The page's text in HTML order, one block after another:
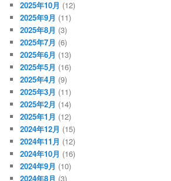
2025年10月 (12)
2025年9月 (11)
2025年8月 (3)
2025年7月 (6)
2025年6月 (13)
2025年5月 (16)
2025年4月 (9)
2025年3月 (11)
2025年2月 (14)
2025年1月 (12)
2024年12月 (15)
2024年11月 (12)
2024年10月 (16)
2024年9月 (10)
2024年8月 (3)